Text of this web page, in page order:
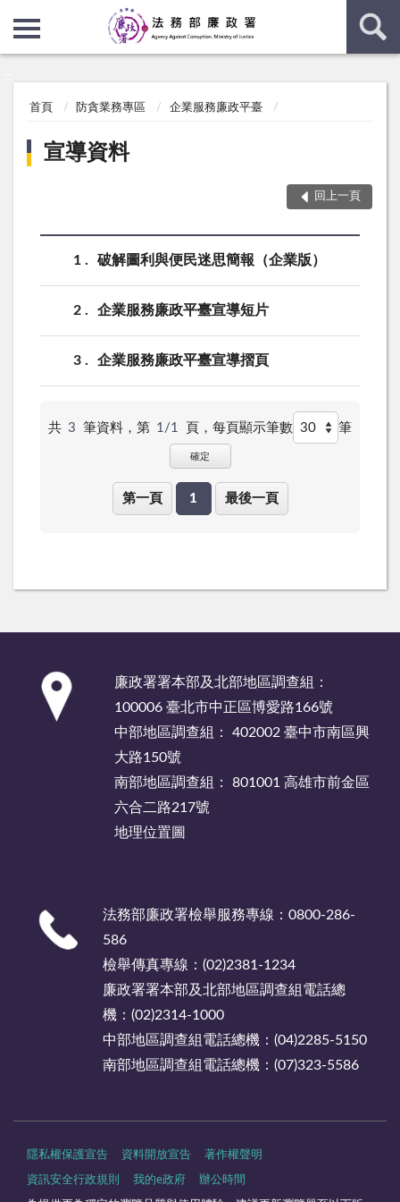
首頁 防貪業務專區 企業服務廉政平臺
宣導資料
回上一頁
1 破解圖利與便民迷思簡報（企業版）
2 企業服務廉政平臺宣導短片
3 企業服務廉政平臺宣導摺頁
共 3 筆資料，第 1/1 頁， 每頁顯示筆數 筆
確定
第一頁 1 最後一頁
廉政署署本部及北部地區調查組：
100006 臺北市中正區博愛路166號
中部地區調查組： 402002 臺中市南區興
大路150號
南部地區調查組： 801001 高雄市前金區
六合二路217號
地理位置圖
法務部廉政署檢舉服務專線：0800-286-
586
檢舉傳真專線：(02)2381-1234
廉政署署本部及北部地區調查組電話總
機：(02)2314-1000
中部地區調查組電話總機：(04)2285-5150
南部地區調查組電話總機：(07)323-5586
隱私權保護宣告 資料開放宣告 著作權聲明
資訊安全行政規則 我的e政府 辦公時間